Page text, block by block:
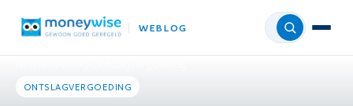
WEBLOG Menu
ONTSLAGVERGOEDING